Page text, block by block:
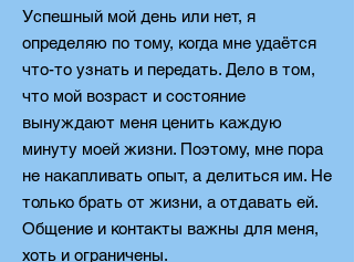
Успешный мой день или нет, я
определяю по тому, когда мне удаётся
что-то узнать и передать. Дело в том,
что мой возраст и состояние
вынуждают меня ценить каждую
минуту моей жизни. Поэтому, мне пора
не накапливать опыт, а делиться им. Не
только брать от жизни, а отдавать ей.
Общение и контакты важны для меня,
хоть и ограничены.